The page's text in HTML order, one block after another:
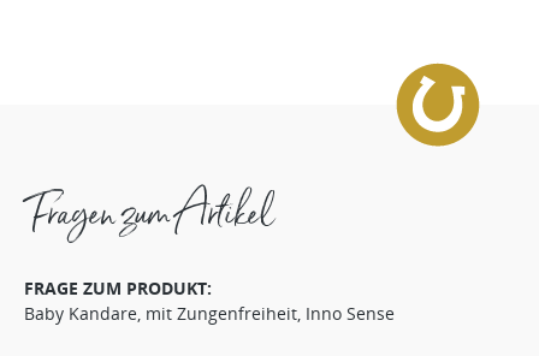
Fragen zum Artikel
FRAGE ZUM PRODUKT:
Baby Kandare, mit Zungenfreiheit, Inno Sense